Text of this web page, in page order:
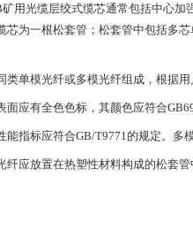
矿用光缆层绞式缆芯通常包括中心
芯为一根松套管；松套管中包括多
模光纤或多模光纤组成，根据用
应有全色色标，其颜色应符合
指标应符合GB/T9771的规定。多
应放置在热塑性材料构成的松套管